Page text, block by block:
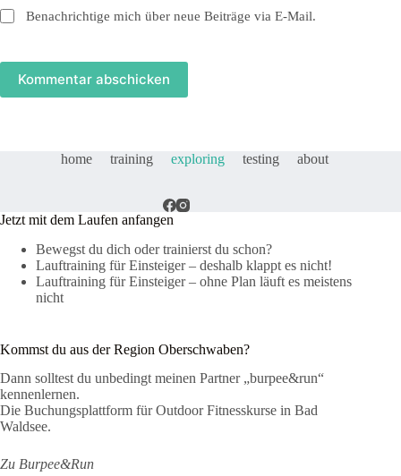
Benachrichtige mich über neue Beiträge via E-Mail.
Kommentar abschicken
home training exploring testing about
Jetzt mit dem Laufen anfangen
Bewegst du dich oder trainierst du schon?
Lauftraining für Einsteiger – deshalb klappt es nicht!
Lauftraining für Einsteiger – ohne Plan läuft es meistens
nicht
Kommst du aus der Region Oberschwaben?
Dann solltest du unbedingt meinen Partner „burpee&run“
kennenlernen.
Die Buchungsplattform für Outdoor Fitnesskurse in Bad
Waldsee.
Zu Burpee&Run